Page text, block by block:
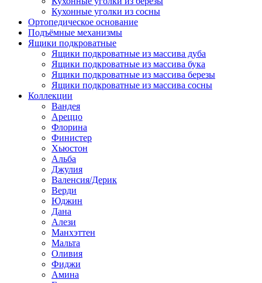
Кухонные уголки из сосны
Ортопедическое основание
Подъёмные механизмы
Ящики подкроватные
Ящики подкроватные из массива дуба
Ящики подкроватные из массива бука
Ящики подкроватные из массива березы
Ящики подкроватные из массива сосны
Коллекции
Вандея
Ареццо
Флорина
Финистер
Хьюстон
Альба
Джулия
Валенсия/Дерик
Верди
Юджин
Дана
Алези
Манхэттен
Мальта
Оливия
Фиджи
Амина